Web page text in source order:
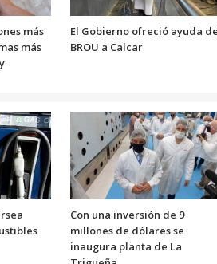
más
más
El Gobierno ofreció ayuda
BROU a Calcar
Con una inversión de 9
millones de dólares se
inaugura planta de La